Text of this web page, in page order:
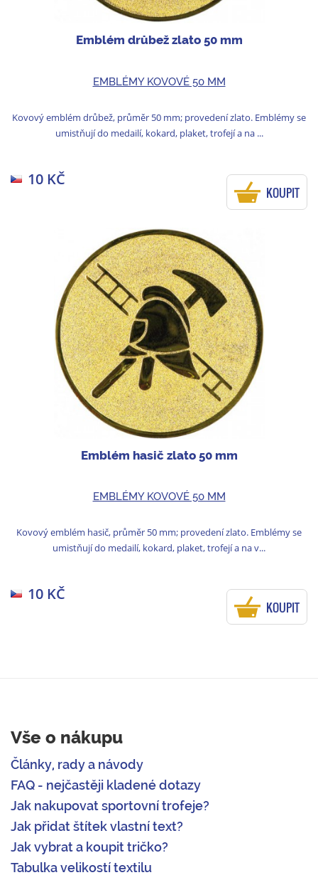
Emblém drůbež zlato 50 mm
EMBLÉMY KOVOVÉ 50 MM
Kovový emblém drůbež, průměr 50 mm; provedení zlato. Emblémy se
umistňují do medailí, kokard, plaket, trofejí a na ...
10 KČ
KOUPIT
Emblém hasič zlato 50 mm
EMBLÉMY KOVOVÉ 50 MM
Kovový emblém hasič, průměr 50 mm; provedení zlato. Emblémy se
umistňují do medailí, kokard, plaket, trofejí a na v...
10 KČ
KOUPIT
Vše o nákupu
Články, rady a návody
FAQ - nejčastěji kladené dotazy
Jak nakupovat sportovní trofeje?
Jak přidat štítek vlastní text?
Jak vybrat a koupit tričko?
Tabulka velikostí textilu